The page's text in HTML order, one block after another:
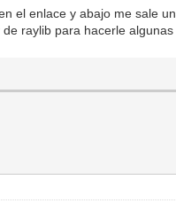
el enlace y abajo me sale
raylib para hacerle